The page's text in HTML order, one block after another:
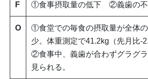
F ①食事摂取量の低下 ②義歯の不
O
①食堂での毎食の摂取量が全体
少。体重測定で41.2kg（先月比-
②食事中、義歯が合わずグラグ
見られる。